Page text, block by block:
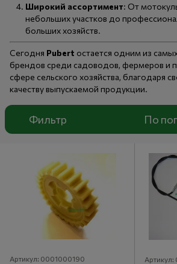
Широкий ассортимент: От
небольших участков до
больших хозяйств.
Сегодня Pubert остается одним из
брендов среди садоводов, фермеров и
сфере сельского хозяйства, благодаря
качеству выпускаемой продукции.
Фильтр По
Артикул: 0001000190